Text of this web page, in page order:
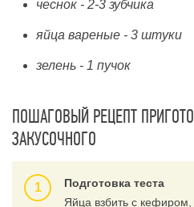
чеснок - 2-3 зубчика
яйца вареные - 3 штуки
зелень - 1 пучок
ПОШАГОВЫЙ РЕЦЕПТ
ЗАКУСОЧНОГО
Подготовка теста
Яйца взбить с кефиром,